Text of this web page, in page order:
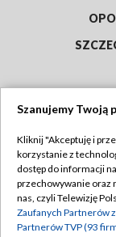
Abonament
Emisja w TVP
Szanujemy Twoją
Kliknij "Akceptuję i
korzystanie z
dostęp do informacji
przechowywanie oraz
nas, czyli Telewizję
Zaufanych Partnerów
Partnerów TVP (93